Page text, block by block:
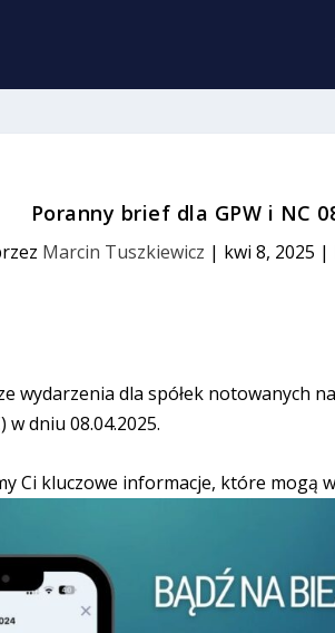
Poranny brief dla GPW i NC
Marcin Tuszkiewicz | kwi 8, 2025 |
wydarzenia dla spółek notowanych
w dniu 08.04.2025.
Ci kluczowe informacje, które mogą